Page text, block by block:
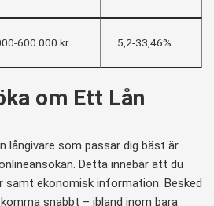
600 000 kr 5,2-33,46%
om Ett Lån
långivare som passar dig bäst är
Detta innebär att du
samt ekonomisk information. Besked
snabbt – ibland inom bara